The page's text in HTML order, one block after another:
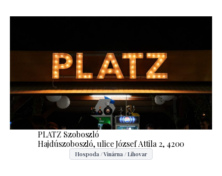
PLATZ Szoboszló
Hajdúszoboszló, ulice József Attila 2, 4200
Hospoda / Vinárna / Lihovar